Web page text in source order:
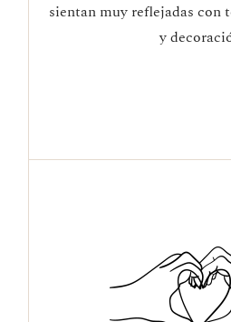
sientan muy reflejadas con
y